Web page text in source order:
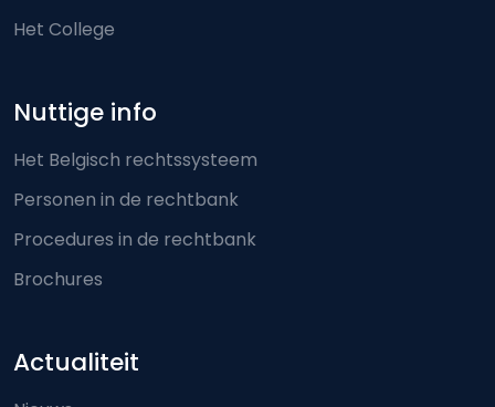
Het College
Nuttige info
Het Belgisch rechtssysteem
Personen in de rechtbank
Procedures in de rechtbank
Brochures
Actualiteit